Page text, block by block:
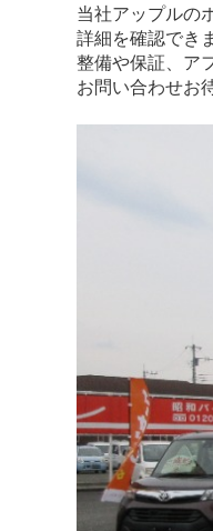
当社アップルの
詳細を確認でき
整備や保証、ア
お問い合わせお